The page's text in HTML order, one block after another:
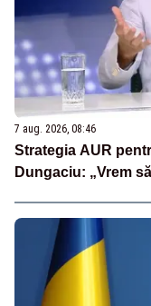
7 aug. 2026, 08:46
Strategia AUR
Dungaciu: „Vrem